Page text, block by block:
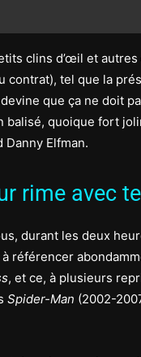
clins d’œil et
contrat), tel que la
que ça ne doit
balisé, quoique fort
Elfman.
rime avec
durant les deux
à référencer
, et ce, à plusieurs
Spider-Man (2002-